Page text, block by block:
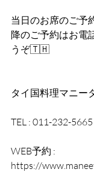
当日のお席のご予
降のご予約はお電
うぞ🇹🇭
タイ国料理マニー
TEL : ‪011-232-5665‬
WEB予約 :
https://